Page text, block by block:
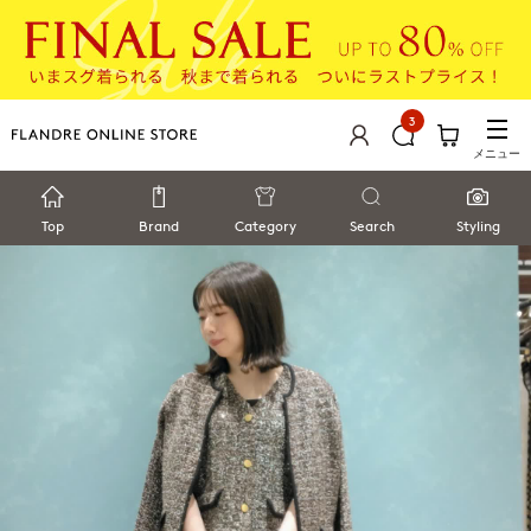
3
メニュー
Top Brand Category Search Styling